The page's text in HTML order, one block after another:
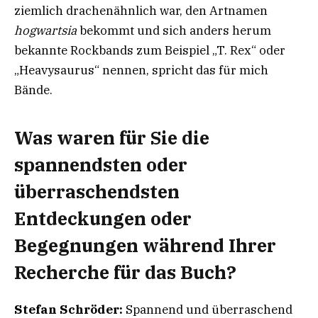
ziemlich drachenähnlich war, den Artnamen
hogwartsiabekommt und sich anders herum
bekannte Rockbands zum Beispiel „T. Rex“ oder
„Heavysaurus“ nennen, spricht das für mich
Bände.
Was waren für Sie die
spannendsten oder
überraschendsten
Entdeckungen oder
Begegnungen während Ihrer
Recherche für das Buch?
Stefan Schröder: Spannend und überraschend